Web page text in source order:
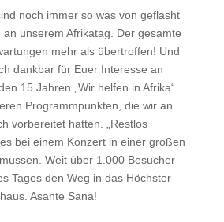
noch immer so was von geflasht
unserem Afrikatag. Der gesamte
mehr als übertroffen! Und
dankbar für Euer Interesse an
15 Jahren „Wir helfen in Afrika“
Programmpunkten, die wir an
vorbereitet hatten. „Restlos
bei einem Konzert in einer großen
Weit über 1.000 Besucher
Tages den Weg in das Höchster
Asante Sana!